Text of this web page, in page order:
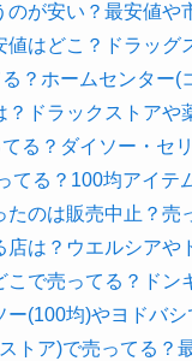
が安い？最安値や
はどこ？ドラッグ
？ホームセンター(
ドラックストアや
る？ダイソー・セ
てる？100均アイテ
のは販売中止？売
は？ウエルシアや
で売ってる？ドン
(100均)やヨドバ
トア)で売ってる？